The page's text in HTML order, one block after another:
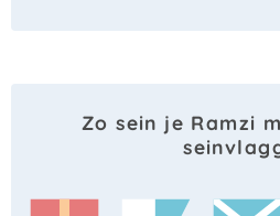
Zo sein je Ramzi